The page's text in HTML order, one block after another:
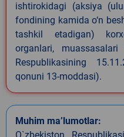
ishtirokidagi (aksiya
fondining kamida o‘n
tashkil etadigan)
organlari, muassasalari
Respublikasining
qonuni 13-moddasi).
Muhim ma’lumotlar: